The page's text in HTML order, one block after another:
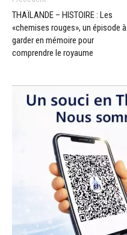
THAÏLANDE – HISTOIRE : Les
«chemises rouges», un épisode à
garder en mémoire pour
comprendre le royaume